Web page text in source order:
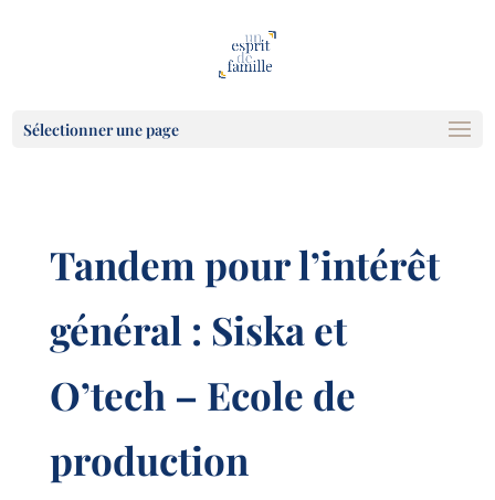
Sélectionner une page
Tandem pour l’intérêt
général : Siska et
O’tech – Ecole de
production